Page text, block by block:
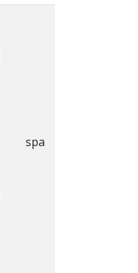
spa